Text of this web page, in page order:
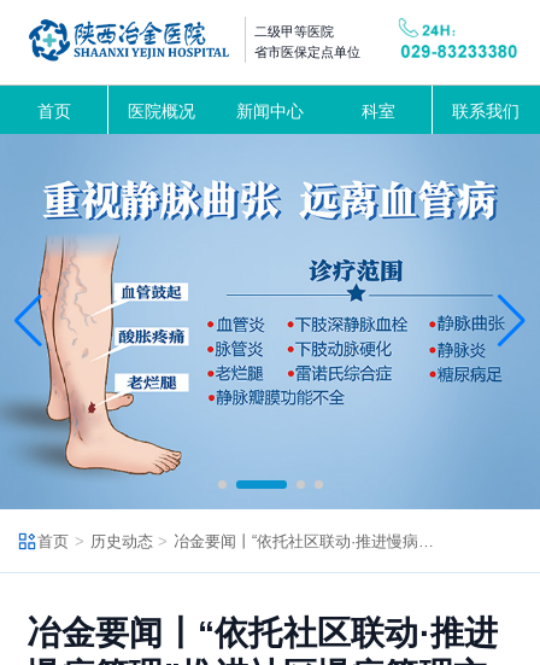
二级甲等医院
省市医保定点单位
首页 医院概况 新闻中心 科室 联系我们
首页 历史动态
冶金要闻丨“依托社区联动·推进